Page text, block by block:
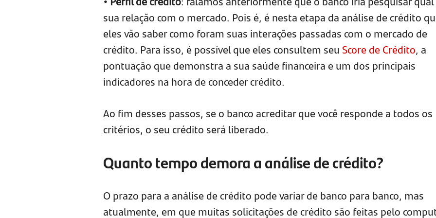
sua relação com o mercado. Pois é, é nesta etapa da análise de crédito
eles vão saber como foram suas interações passadas com o mercado de
crédito. Para isso, é possível que eles consultem seu Score de Crédito, a
pontuação que demonstra a sua saúde financeira e um dos principais
indicadores na hora de conceder crédito.
Ao fim desses passos, se o banco acreditar que você responde a todos os
critérios, o seu crédito será liberado.
Quanto tempo demora a análise de crédito?
O prazo para a análise de crédito pode variar de banco para banco, mas
atualmente, em que muitas solicitações de crédito são feitas pelo